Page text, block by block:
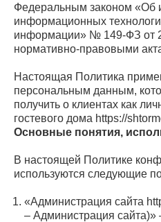
Федеральным законом «Об
информационных
информации» № 149-ФЗ от
нормативно-правовыми
Настоящая Политика
персональным данным,
получить о клиентах как
гостевого дома https://
Основные понятия,
В настоящей Политике
используются следующие
«Администрация сайта
– Администрация сайта)»